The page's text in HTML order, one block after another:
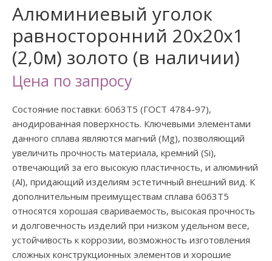
Алюминиевый уголок
равносторонний 20х20х1
(2,0м) золото (в наличии)
Цена по запросу
Состояние поставки: 6063Т5 (ГОСТ 4784-97),
анодированная поверхность. Ключевыми элементами
данного сплава являются магний (Mg), позволяющий
увеличить прочность материала, кремний (Si),
отвечающий за его высокую пластичность, и алюминий
(Al), придающий изделиям эстетичный внешний вид. К
дополнительным преимуществам сплава 6063Т5
относятся хорошая свариваемость, высокая прочность
и долговечность изделий при низком удельном весе,
устойчивость к коррозии, возможность изготовления
сложных конструкционных элементов и хорошие